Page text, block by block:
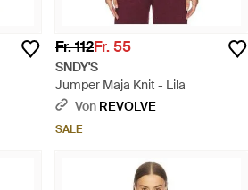
Fr. 112Fr. 55
SNDY'S
Jumper Maja Knit - Lila
Von REVOLVE
SALE